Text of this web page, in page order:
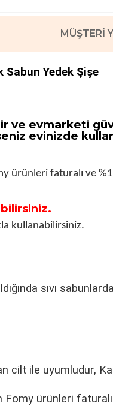
MÜŞTERI
Yedek Şişe
ve evmarketi
evinizde
ürünleri faturalı ve
kullanabilirsiniz.
sıvı
cilt ile uyumludur,
ürünleri